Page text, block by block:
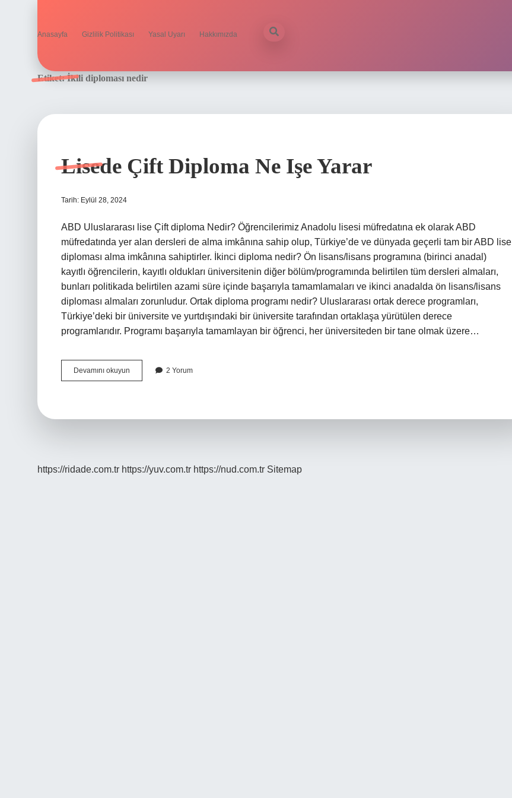
Anasayfa Gizlilik Politikası Yasal Uyarı Hakkımızda
Etiket:İkili diploması nedir
Lisede Çift Diploma Ne Işe Yarar
Tarih: Eylül 28, 2024
ABD Uluslararası lise Çift diploma Nedir? Öğrencilerimiz Anadolu lisesi müfredatına ek olarak ABD
müfredatında yer alan dersleri de alma imkânına sahip olup, Türkiye’de ve dünyada geçerli tam bir ABD lise
diploması alma imkânına sahiptirler. İkinci diploma nedir? Ön lisans/lisans programına (birinci anadal)
kayıtlı öğrencilerin, kayıtlı oldukları üniversitenin diğer bölüm/programında belirtilen tüm dersleri almaları,
bunları politikada belirtilen azami süre içinde başarıyla tamamlamaları ve ikinci anadalda ön lisans/lisans
diploması almaları zorunludur. Ortak diploma programı nedir? Uluslararası ortak derece programları,
Türkiye’deki bir üniversite ve yurtdışındaki bir üniversite tarafından ortaklaşa yürütülen derece
programlarıdır. Programı başarıyla tamamlayan bir öğrenci, her üniversiteden bir tane olmak üzere…
Devamını okuyun
Çift
2 Yorum
https://ridade.com.tr https://yuv.com.tr https://nud.com.tr Sitemap